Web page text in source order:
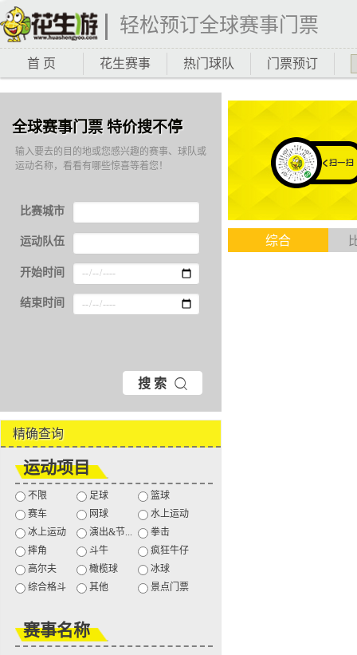
轻松预订全球赛事门票
首 页 花生赛事 热门球队 门票预订
综合
全球赛事门票 特价搜不停
输入要去的目的地或您感兴趣的赛事、球队或
运动名称，看看有哪些惊喜等着您！
比赛城市
运动队伍
开始时间
结束时间
搜 索
精确查询
运动项目
不限 足球
篮球
赛车
网球
水上运动
冰上运动
演出&节...
拳击
摔角
斗牛
疯狂牛仔
高尔夫
橄榄球
冰球
综合格斗
其他 景点门票
赛事名称